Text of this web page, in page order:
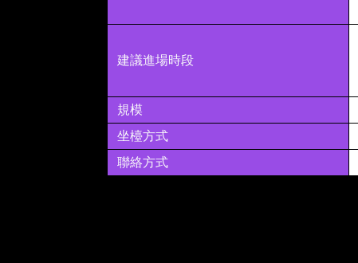
建議進場時段
規模
坐檯方式
聯絡方式